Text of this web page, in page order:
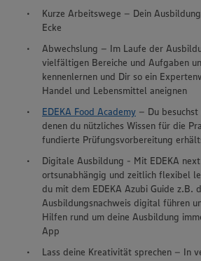
Kurze Arbeitswege – Dein
Ecke
Abwechslung – Im Laufe der
vielfältigen Bereiche und Aufgaben
kennenlernen und Dir so ein
Handel und Lebensmittel aneignen
EDEKA Food Academy – Du
denen du nützliches Wissen für die
fundierte Prüfungsvorbereitung
Digitale Ausbildung - Mit EDEKA
ortsunabhängig und zeitlich flexibel
du mit dem EDEKA Azubi Guide z.B.
Ausbildungsnachweis digital führen
Hilfen rund um deine Ausbildung
App
Lass deine Kreativität sprechen – In